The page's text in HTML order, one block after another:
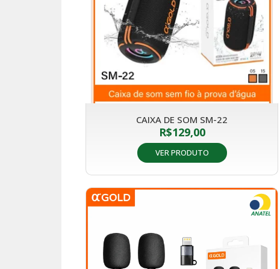
CAIXA DE SOM SM-22
R$129,00
VER PRODUTO